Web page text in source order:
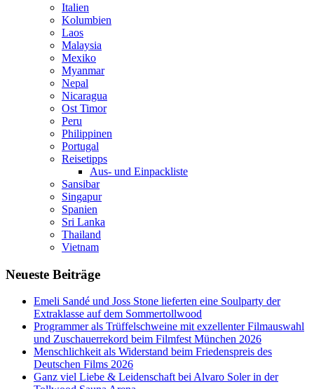
Italien
Kolumbien
Laos
Malaysia
Mexiko
Myanmar
Nepal
Nicaragua
Ost Timor
Peru
Philippinen
Portugal
Reisetipps
Aus- und Einpackliste
Sansibar
Singapur
Spanien
Sri Lanka
Thailand
Vietnam
Neueste Beiträge
Emeli Sandé und Joss Stone lieferten eine Soulparty der
Extraklasse auf dem Sommertollwood
Programmer als Trüffelschweine mit exzellenter Filmauswahl
und Zuschauerrekord beim Filmfest München 2026
Menschlichkeit als Widerstand beim Friedenspreis des
Deutschen Films 2026
Ganz viel Liebe & Leidenschaft bei Alvaro Soler in der